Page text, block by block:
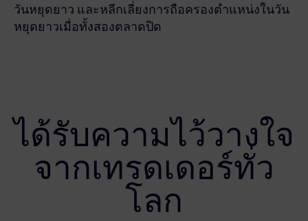
วันหยุดยาว และหลีกเลี่ยงการถือครองตำแหน่งในวัน
หยุดยาวเมื่อทั้งสองตลาดปิด
ได้รับความไว้วางใจ
จากเทรดเดอร์ทั่ว
โลก